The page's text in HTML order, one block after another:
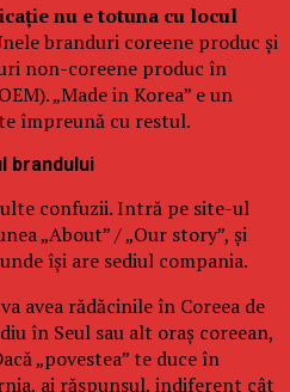
nu e totuna cu locul
branduri coreene produc și
non-coreene produc în
„Made in Korea” e un
împreună cu restul.
brandului
confuzii. Intră pe site-ul
„About” / „Our story”, și
își are sediul compania.
avea rădăcinile în Coreea de
în Seul sau alt oraș coreean,
„povestea” te duce în
ai răspunsul, indiferent cât